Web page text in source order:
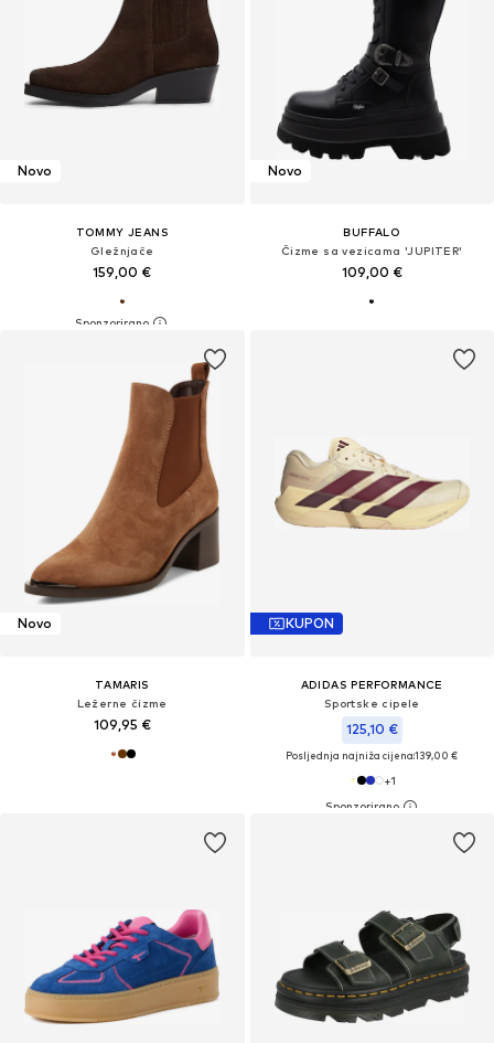
Novo
TOMMY JEANS
Gležnjače
159,00 €
Novo
BUFFALO
Čizme sa vezicama 'JUPITER'
109,00 €
Novo
TAMARIS
Ležerne čizme
109,95 €
KUPON
ADIDAS PERFORMANCE
Sportske cipele
125,10 €
Posljednja najniža cijena:139,00 €
+1